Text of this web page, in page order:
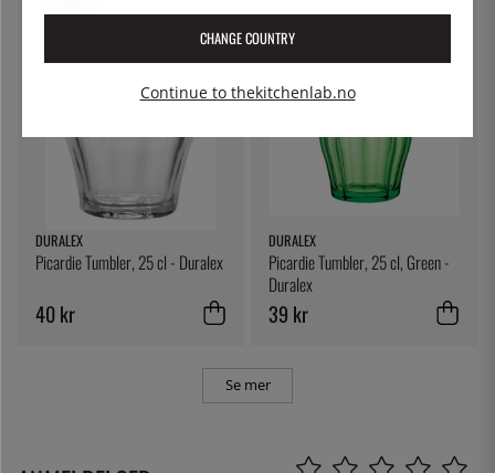
DURALEX
Picardie Tumbler, 25 cl - Duralex
40 kr
DURALEX
Picardie Tumbler, 25 cl, Green -
Duralex
39 kr
Se mer
CHANGE COUNTRY
Continue to thekitchenlab.no